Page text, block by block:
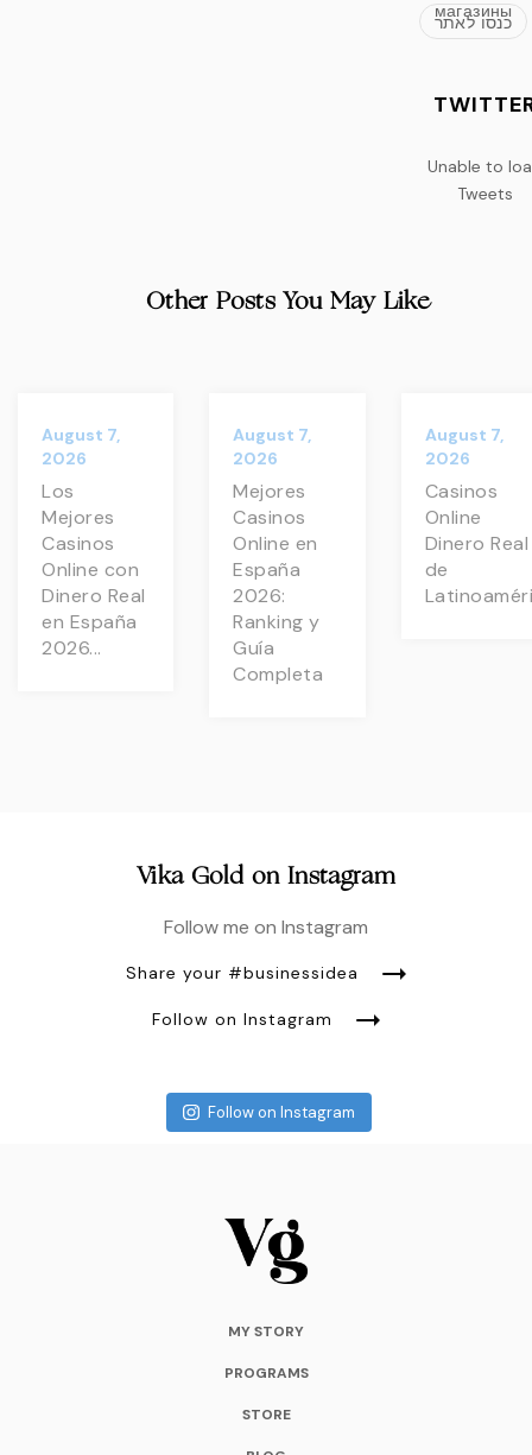
магазины
כנסו לאתר
Unable to
Tweets
Other Posts You May Like
August 7,
2026
Los
Mejores
Casinos
Online con
Dinero Real
en España
2026...
August 7,
2026
Mejores
Casinos
Online en
España
2026:
Ranking y
Guía
Completa
August 7,
2026
Casinos
Online
Dinero Real
de
Vika Gold on Instagram
Follow me on Instagram
Share your #businessidea
Follow on Instagram
Follow on Instagram
MY STORY
PROGRAMS
STORE